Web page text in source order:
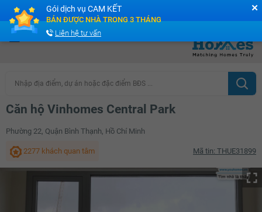
Cộng đồng Môi giới bPRO
Nhập địa điểm, dự án hoặc đặc điểm BĐS ...
Căn hộ Vinhomes Central Park
Phường 22, Quận Bình Thạnh, Hồ Chí Minh
2277 khách quan tâm Mã tin: THUE31899
✕
Gói dịch vụ CAM KẾT
BÁN ĐƯỢC NHÀ TRONG 3 THÁNG
Liên hệ tư vấn